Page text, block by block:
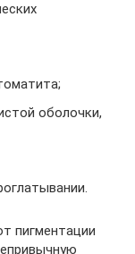
оболочки,
пигментации